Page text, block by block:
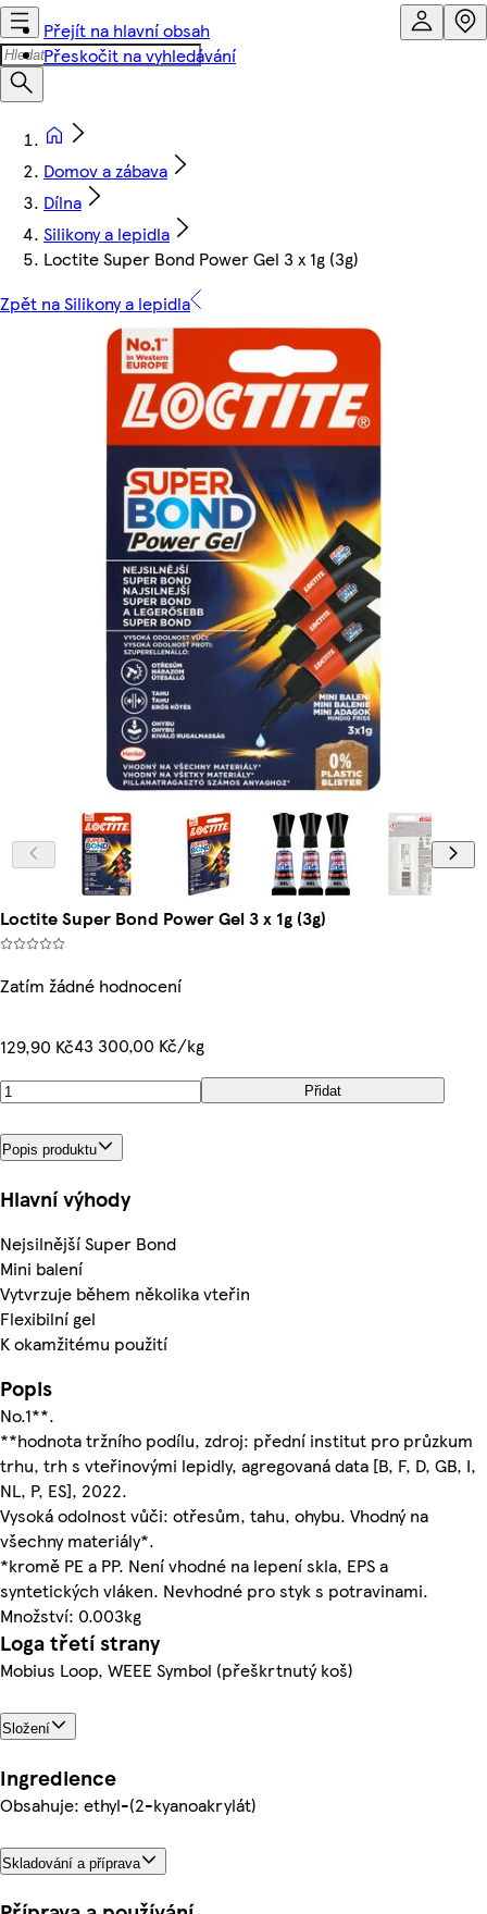
Přejít na hlavní obsah
Přeskočit na vyhledávání
Domov a zábava
Dílna
Silikony a lepidla
Loctite Super Bond Power Gel 3 x 1g (3g)
Zpět na Silikony a lepidla
Loctite Super Bond Power Gel 3 x 1g (3g)
Zatím žádné hodnocení
129,90 Kč43 300,00 Kč/kg
Přidat
Popis produktu
Hlavní výhody
Nejsilnější Super Bond
Mini balení
Vytvrzuje během několika vteřin
Flexibilní gel
K okamžitému použití
Popis
No.1**.
**hodnota tržního podílu, zdroj: přední institut pro průzkum
trhu, trh s vteřinovými lepidly, agregovaná data [B, F, D, GB, I,
NL, P, ES], 2022.
Vysoká odolnost vůči: otřesům, tahu, ohybu. Vhodný na
všechny materiály*.
*kromě PE a PP. Není vhodné na lepení skla, EPS a
syntetických vláken. Nevhodné pro styk s potravinami.
Množství: 0.003kg
Loga třetí strany
Mobius Loop, WEEE Symbol (přeškrtnutý koš)
Složení
Ingredience
Obsahuje: ethyl-(2-kyanoakrylát)
Skladování a příprava